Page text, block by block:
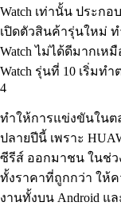
Watch เท่านั้น ประก
เปิดตัวสินค้ารุ่นใหม่
Watch ไม่ได้ดีมากเห
Watch รุ่นที่ 10 เริ่มท
4
ทำให้การแข่งขันในต
ปลายปีนี้ เพราะ
ซีรีส์ ออกมาชน ในช่ว
ทั้งราคาที่ถูกกว่า ให้
งานทั้งบน Android แล